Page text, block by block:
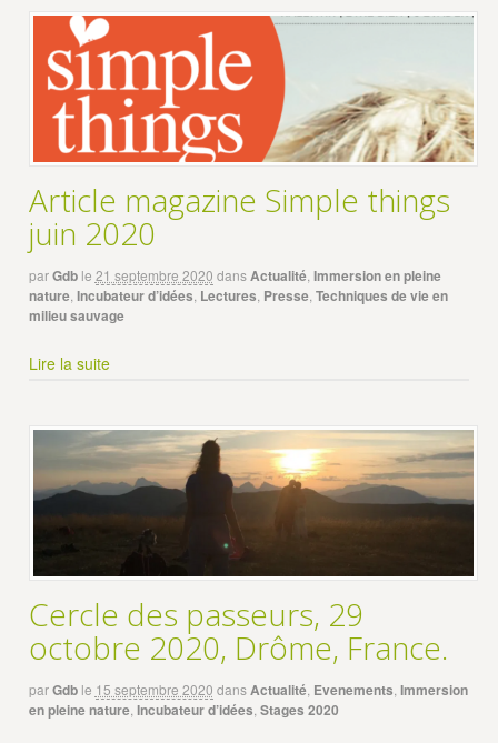
Article magazine Simple things
juin 2020
parGdb le 21 septembre 2020 dansActualité, Immersion en pleine
nature, Incubateur d’idées Lectures Presse, Techniques de vie en
milieu sauvage
Lire la suite
Cercle des passeurs, 29
octobre 2020, Drôme, France.
parGdb le 15 septembre 2020 dansActualité, Evenements Immersion
en pleine nature, Incubateur d’idées Stages 2020